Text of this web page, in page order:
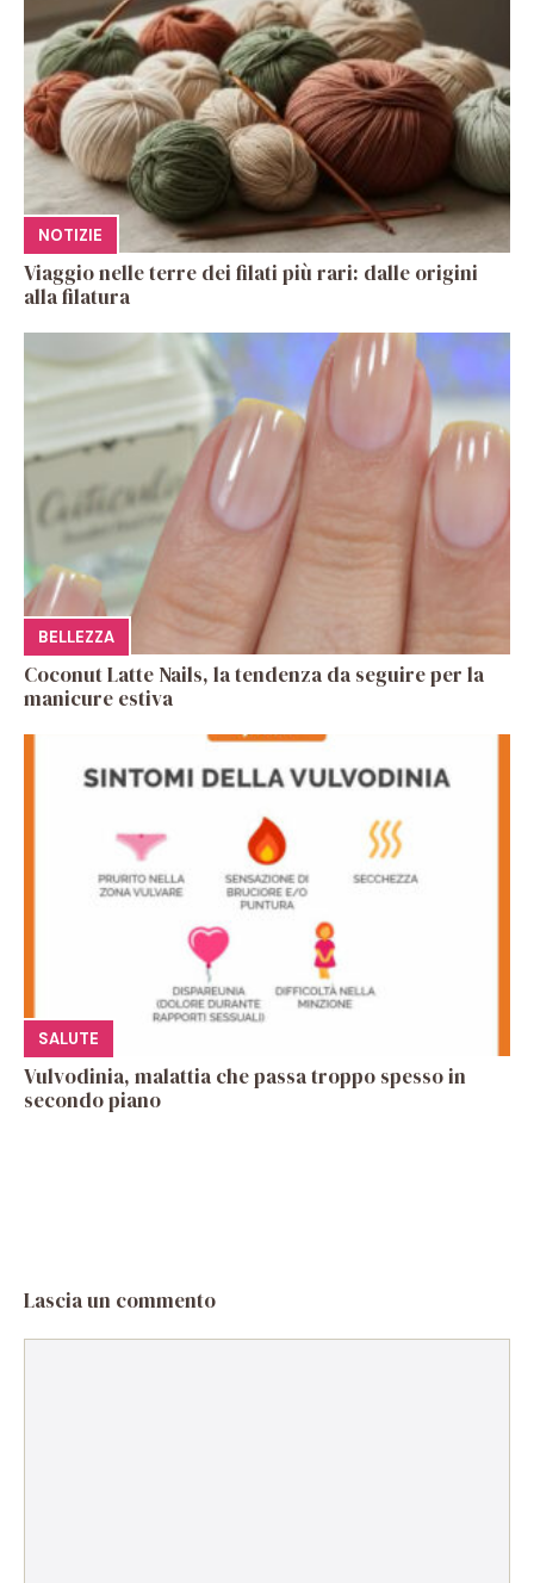
NOTIZIE
Viaggio nelle terre dei filati più rari: dalle origini
alla filatura
BELLEZZA
Coconut Latte Nails, la tendenza da seguire per la
manicure estiva
SALUTE
Vulvodinia, malattia che passa troppo spesso in
secondo piano
Lascia un commento